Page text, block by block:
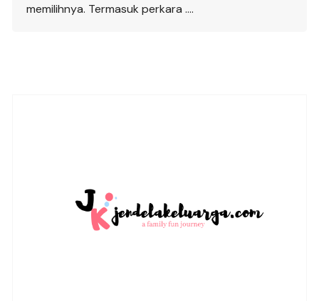
memilihnya. Termasuk perkara ….